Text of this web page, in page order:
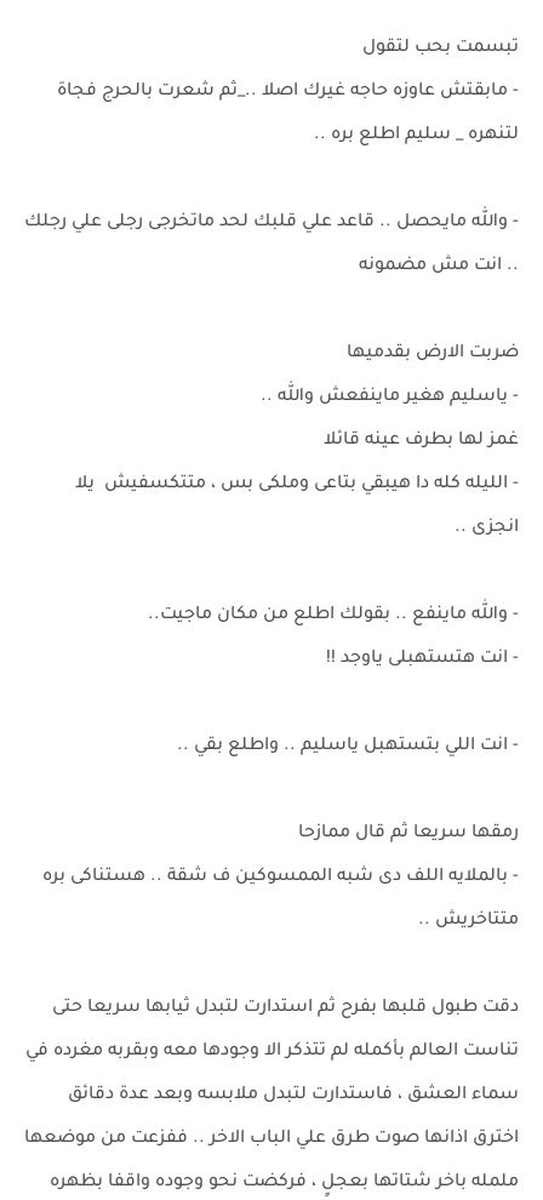
تبسمت بحب لتقول
- مابقتش عاوزه حاجه غيرك اصلا .._ثم شعرت بالحرج فجاة
لتنهره _ سليم اطلع بره ..
- والله مايحصل .. قاعد علي قلبك لحد ماتخرجى رجلى علي رجلك
.. انت مش مضمونه
ضربت الارض بقدميها
- ياسليم هغير ماينفعش والله ..
غمز لها بطرف عينه قائلا
- الليله كله دا هيبقي بتاعى وملكى بس ، متتكسفيش يلا
انجزى ..
- والله ماينفع .. بقولك اطلع من مكان ماجيت..
- انت هتستهبلى ياوجد !!
- انت اللي بتستهبل ياسليم .. واطلع بقي ..
رمقها سريعا ثم قال ممازحا
- بالملايه اللف دى شبه الممسوكين ف شقة .. هستناكى بره
متتاخريش ..
دقت طبول قلبها بفرح ثم استدارت لتبدل ثيابها سريعا حتى
تناست العالم بأكمله لم تتذكر الا وجودها معه وبقربه مغرده في
سماء العشق ، فاستدارت لتبدل ملابسه وبعد عدة دقائق
اخترق اذانها صوت طرق علي الباب الاخر .. ففزعت من موضعها
ململه باخر شتاتها بعجلٍ ، فركضت نحو وجوده واقفا بظهره